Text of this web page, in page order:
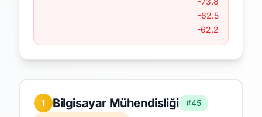
-62.5
-62.2
1 Bilgisayar Mühendisliği
#45